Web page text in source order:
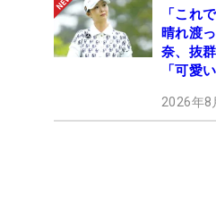
「これ
晴れ渡
奈、抜
「可愛
2026年8